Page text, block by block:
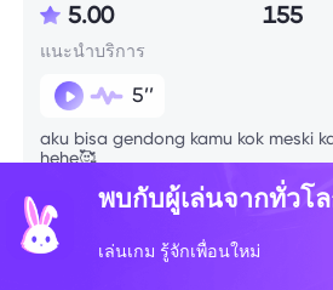
5.00 155
แนะนำบริการ
5’’
aku bisa gendong kamu kok meski
hehe🥰
ข้อมูลทักษะ
พบกับผู้เล่นจากทั่วโ
เล่นเกม รู้จักเพื่อนใหม่